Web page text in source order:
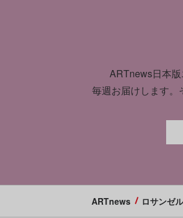
ARTnews日本
毎週お届けします。
ARTnews ロサンゼ